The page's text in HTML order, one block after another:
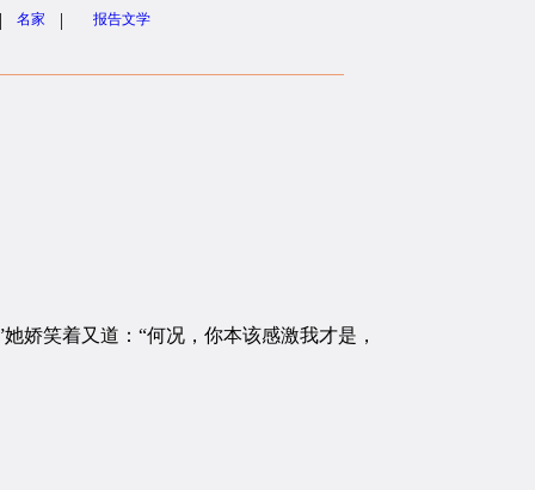
| 名家 | 报告文学
笑着又道：“何况，你本该感激我才是，